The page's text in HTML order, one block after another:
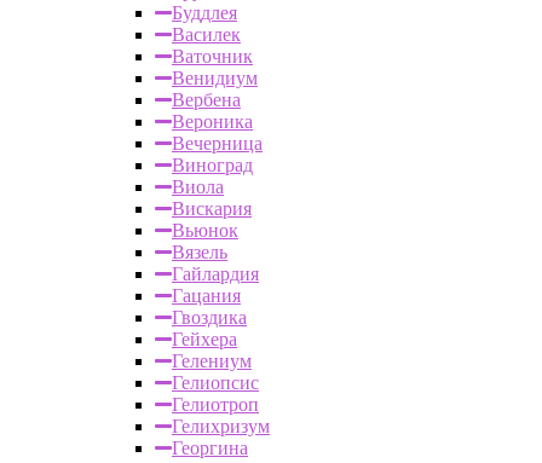
Буддлея
Василек
Ваточник
Венидиум
Вербена
Вероника
Вечерница
Виноград
Виола
Вискария
Вьюнок
Вязель
Гайлардия
Гацания
Гвоздика
Гейхера
Гелениум
Гелиопсис
Гелиотроп
Гелихризум
Георгина